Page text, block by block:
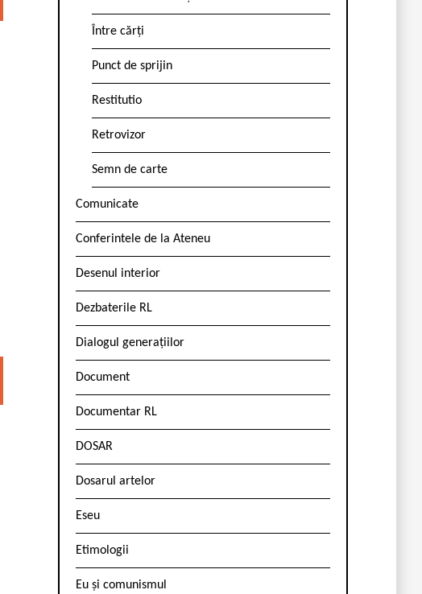
Între cărți
Punct de sprijin
Restitutio
Retrovizor
Semn de carte
Comunicate
Conferintele de la Ateneu
Desenul interior
Dezbaterile RL
Dialogul generațiilor
Document
Documentar RL
DOSAR
Dosarul artelor
Eseu
Etimologii
Eu și comunismul